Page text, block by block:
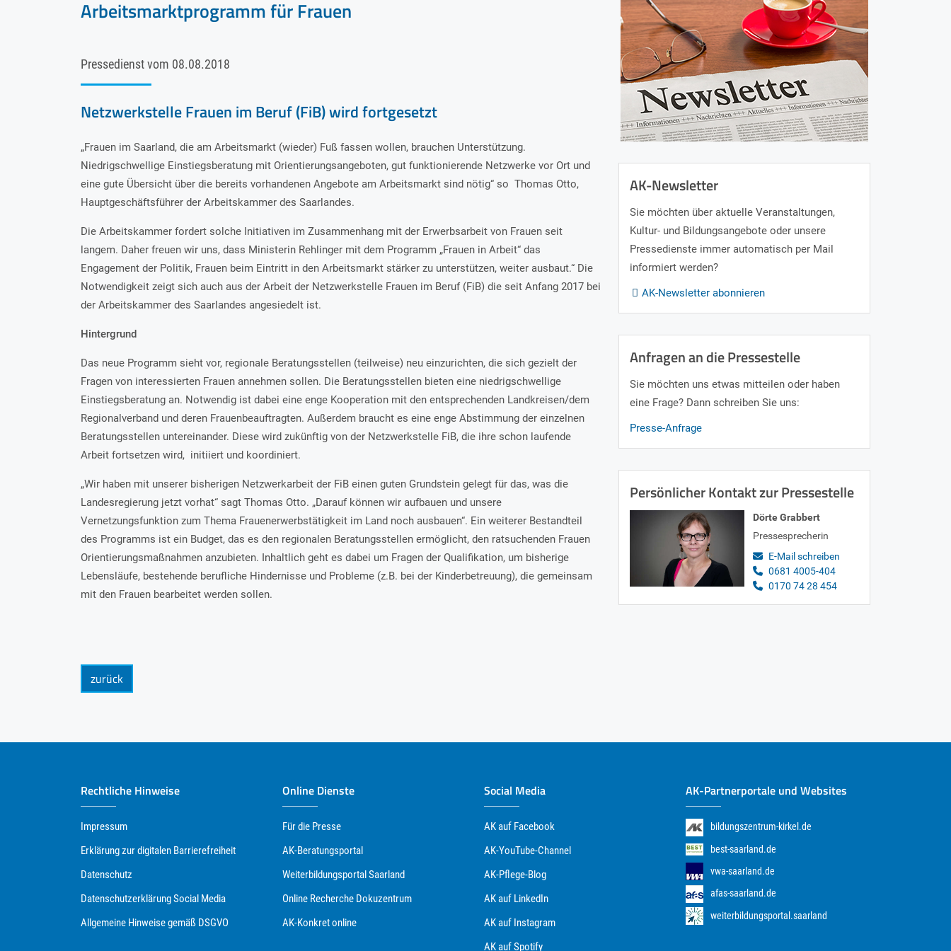
Arbeitsmarktprogramm für Frauen
Pressedienst vom 08.08.2018
Netzwerkstelle Frauen im Beruf (FiB) wird fortgesetzt
„Frauen im Saarland, die am Arbeitsmarkt (wieder) Fuß fassen wollen, brauchen Unterstützung.
Niedrigschwellige Einstiegsberatung mit Orientierungsangeboten, gut funktionierende Netzwerke vor Ort und
eine gute Übersicht über die bereits vorhandenen Angebote am Arbeitsmarkt sind nötig“ so Thomas Otto,
Hauptgeschäftsführer der Arbeitskammer des Saarlandes.
Die Arbeitskammer fordert solche Initiativen im Zusammenhang mit der Erwerbsarbeit von Frauen seit
langem. Daher freuen wir uns, dass Ministerin Rehlinger mit dem Programm „Frauen in Arbeit“ das
Engagement der Politik, Frauen beim Eintritt in den Arbeitsmarkt stärker zu unterstützen, weiter ausbaut.“ Die
Notwendigkeit zeigt sich auch aus der Arbeit der Netzwerkstelle Frauen im Beruf (FiB) die seit Anfang 2017 bei
der Arbeitskammer des Saarlandes angesiedelt ist.
Hintergrund
Das neue Programm sieht vor, regionale Beratungsstellen (teilweise) neu einzurichten, die sich gezielt der
Fragen von interessierten Frauen annehmen sollen. Die Beratungsstellen bieten eine niedrigschwellige
Einstiegsberatung an. Notwendig ist dabei eine enge Kooperation mit den entsprechenden Landkreisen/dem
Regionalverband und deren Frauenbeauftragten. Außerdem braucht es eine enge Abstimmung der einzelnen
Beratungsstellen untereinander. Diese wird zukünftig von der Netzwerkstelle FiB, die ihre schon laufende
Arbeit fortsetzen wird, initiiert und koordiniert.
„Wir haben mit unserer bisherigen Netzwerkarbeit der FiB einen guten Grundstein gelegt für das, was die
Landesregierung jetzt vorhat“ sagt Thomas Otto. „Darauf können wir aufbauen und unsere
Vernetzungsfunktion zum Thema Frauenerwerbstätigkeit im Land noch ausbauen“. Ein weiterer Bestandteil
des Programms ist ein Budget, das es den regionalen Beratungsstellen ermöglicht, den ratsuchenden Frauen
Orientierungsmaßnahmen anzubieten. Inhaltlich geht es dabei um Fragen der Qualifikation, um bisherige
Lebensläufe, bestehende berufliche Hindernisse und Probleme (z.B. bei der Kinderbetreuung), die gemeinsam
mit den Frauen bearbeitet werden sollen.
zurück
AK-Newsletter
Sie möchten über aktuelle Veranstaltungen,
Kultur- und Bildungsangebote oder unsere
Pressedienste immer automatisch per Mail
informiert werden?
AK-Newsletter abonnieren
Anfragen an die Pressestelle
Sie möchten uns etwas mitteilen oder haben
eine Frage? Dann schreiben Sie uns:
Presse-Anfrage
Persönlicher Kontakt zur Pressestelle
Dörte Grabbert
Pressesprecherin
E-Mail schreiben
0681 4005-404
0170 74 28 454
Rechtliche Hinweise
Impressum
Erklärung zur digitalen Barrierefreiheit
Datenschutz
Datenschutzerklärung Social Media
Allgemeine Hinweise gemäß DSGVO
Online Dienste
Für die Presse
AK-Beratungsportal
Weiterbildungsportal Saarland
Online Recherche Dokuzentrum
AK-Konkret online
Social Media
AK auf Facebook
AK-YouTube-Channel
AK-Pflege-Blog
AK auf LinkedIn
AK auf Instagram
AK auf Spotify
AK-Partnerportale und Websites
bildungszentrum-kirkel.de
best-saarland.de
vwa-saarland.de
afas-saarland.de
weiterbildungsportal.saarland